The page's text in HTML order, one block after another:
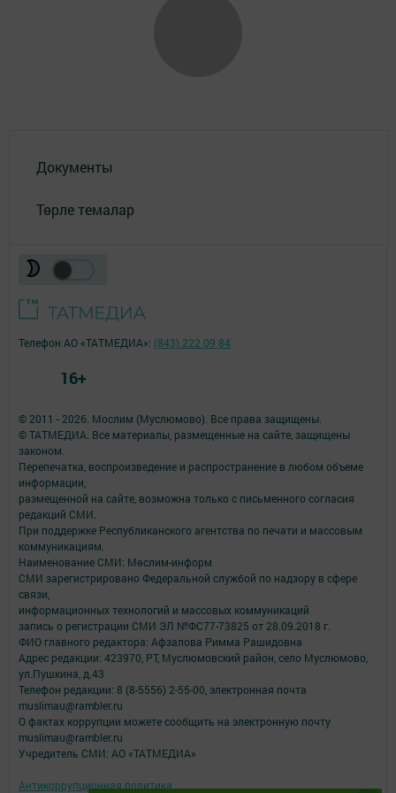
Документы
Төрле темалар
© 2011 - 2026. Мослим (Муслюмово). Все права защищены.
© ТАТМЕДИА. Все материалы, размещенные на сайте, защищены
законом.
Перепечатка, воспроизведение и распространение в любом объеме
информации,
размещенной на сайте, возможна только с письменного согласия
редакций СМИ.
При поддержке Республиканского агентства по печати и массовым
коммуникациям.
Наименование СМИ: Мөслим-информ
СМИ зарегистрировано Федеральной службой по надзору в сфере
связи,
информационных технологий и массовых коммуникаций
запись о регистрации СМИ ЭЛ №ФС77-73825 от 28.09.2018 г.
ФИО главного редактора: Афзалова Римма Рашидовна
Адрес редакции: 423970, РТ, Муслюмовский район, село Муслюмово,
ул.Пушкина, д.43
Телефон редакции: 8 (8-5556) 2-55-00, электронная почта
muslimau@rambler.ru
О фактах коррупции можете сообщить на электронную почту
muslimau@rambler.ru
Учредитель СМИ: АО «ТАТМЕДИА»
Антикоррупционная политика
Телефон АО «ТАТМЕДИА»: (843) 222 09 84
16+